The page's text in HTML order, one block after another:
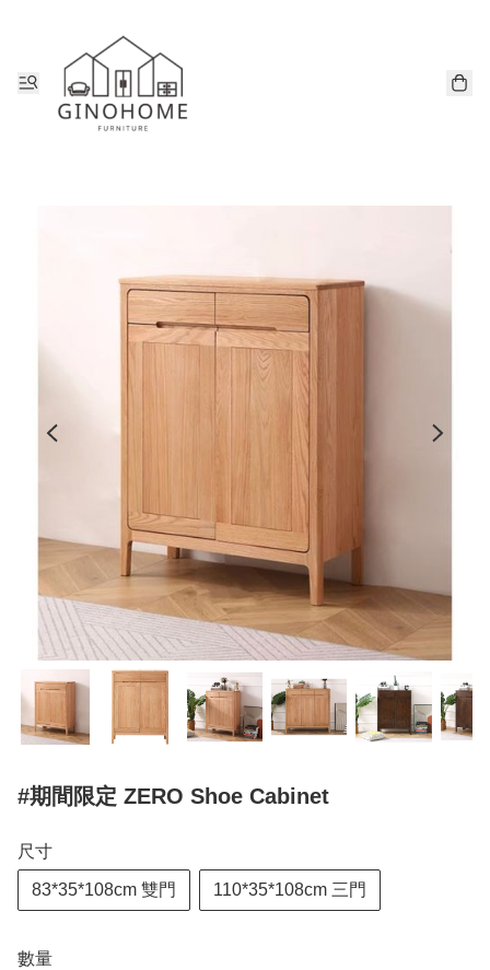
#期間限定 ZERO Shoe Cabinet
尺寸
83*35*108cm 雙門 110*35*108cm 三門
數量